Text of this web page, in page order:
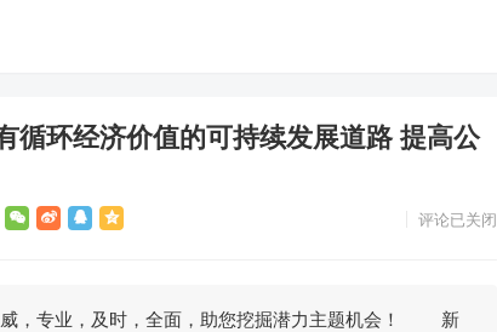
循环经济价值的可持续发展道路 提高公
评论已关闭
，专业，及时，全面，助您挖掘潜力主题机会！ 新